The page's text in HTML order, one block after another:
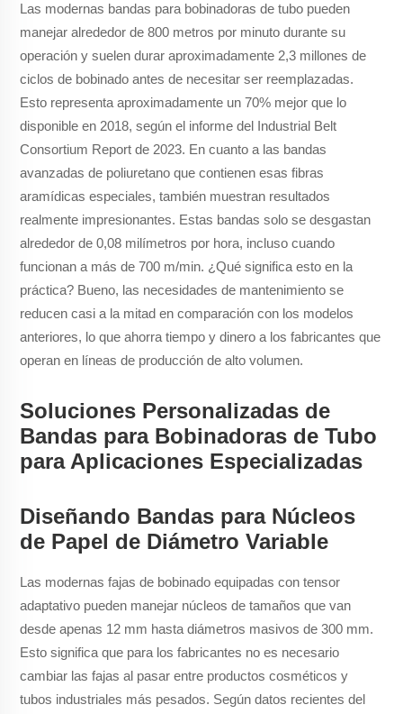
Las modernas bandas para bobinadoras de tubo pueden
manejar alrededor de 800 metros por minuto durante su
operación y suelen durar aproximadamente 2,3 millones de
ciclos de bobinado antes de necesitar ser reemplazadas.
Esto representa aproximadamente un 70% mejor que lo
disponible en 2018, según el informe del Industrial Belt
Consortium Report de 2023. En cuanto a las bandas
avanzadas de poliuretano que contienen esas fibras
aramídicas especiales, también muestran resultados
realmente impresionantes. Estas bandas solo se desgastan
alrededor de 0,08 milímetros por hora, incluso cuando
funcionan a más de 700 m/min. ¿Qué significa esto en la
práctica? Bueno, las necesidades de mantenimiento se
reducen casi a la mitad en comparación con los modelos
anteriores, lo que ahorra tiempo y dinero a los fabricantes que
operan en líneas de producción de alto volumen.
Soluciones Personalizadas de
Bandas para Bobinadoras de Tubo
para Aplicaciones Especializadas
Diseñando Bandas para Núcleos
de Papel de Diámetro Variable
Las modernas fajas de bobinado equipadas con tensor
adaptativo pueden manejar núcleos de tamaños que van
desde apenas 12 mm hasta diámetros masivos de 300 mm.
Esto significa que para los fabricantes no es necesario
cambiar las fajas al pasar entre productos cosméticos y
tubos industriales más pesados. Según datos recientes del